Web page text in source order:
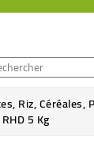
Riz, Céréales,
5 Kg